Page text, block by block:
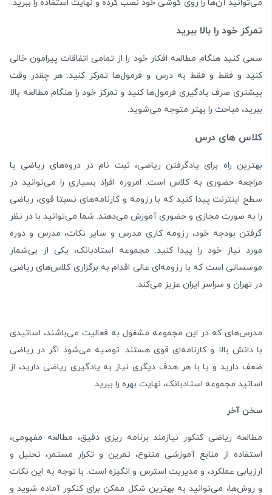
می‌توانید آن‌ها را روی گوشی خود نصب کرده و نهایت استفاده را ببرید.
تمرکز خود را بالا ببرید
سعی کنید هنگام مطالعه افکار خود را از تمامی اتفاقات پیرامون خالی
کنید و فقط و فقط به درس و فرمول‌ها تمرکز کنید. هر چقدر وقت
بیشتری صرف یادگیری فرمول‌ها کنید و تمرکز خود را هنگام مطالعه بالا
ببرید، مباحث را بهتر متوجه می‌شوید.
کلاس های درس
بهترین راه برای یادگرفتن ریاضی، ثبت نام در دروه‌های ریاضی یا
مراجعه حضوری به کلاس است. امروزه افراد بسیاری را می‌توانید در
سطح اینترنت پیدا کنید که با رزومه و کارنامه‌های نسبتا قوی، ریاضی
را به صورت مجازی و حضوری آموزش می‌دهند. شما می‌توانید با در نظر
گرفتن بودجه خود، رزومه کاری مدرس و سایر نکات، مدرس و دوره
مورد نیاز خود را پیدا کنید. مجموعه استادبانک، یکی از بی‌شمار
موسساتی است که با رزومه‌ای عالی اقدام به برگزاری کلاس‌های ریاضی
در تهران و سراسر ایران عزیز می‌کند.
مدرس‌های که در این مجموعه مشغول به فعالیت می‌باشند، اساتیدی
با دانش بالا و کارنامه‌ای قوی هستند. توصیه می‌شود اگر در ریاضی
ضعف دارید و یا با هر هدف دیگری نیاز به یادگیری ریاضی دارید، از
اساتید مجموعه استادبانک، نهایت بهره را ببرید.
سخن آخر
مطالعه ریاضی کنکور نیازمند برنامه ریزی دقیق، مطالعه مفهومی،
استفاده از منابع آموزشی متنوع، تمرین و تکرار مستمر، تحلیل و
ارزیابی عملکرد، و مدیریت استرس و انگیزه است. با توجه به این نکات
و روش‌ها، می‌توانید به بهترین شکل ممکن برای کنکور آماده شوید و